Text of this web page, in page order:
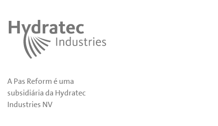
A Pas Reform é uma
subsidiária da Hydratec
Industries NV